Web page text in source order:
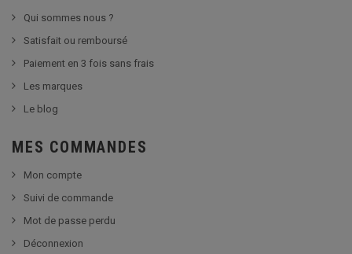
Qui sommes nous ?
Satisfait ou remboursé
Paiement en 3 fois sans frais
Les marques
Le blog
MES COMMANDES
Mon compte
Suivi de commande
Mot de passe perdu
Déconnexion